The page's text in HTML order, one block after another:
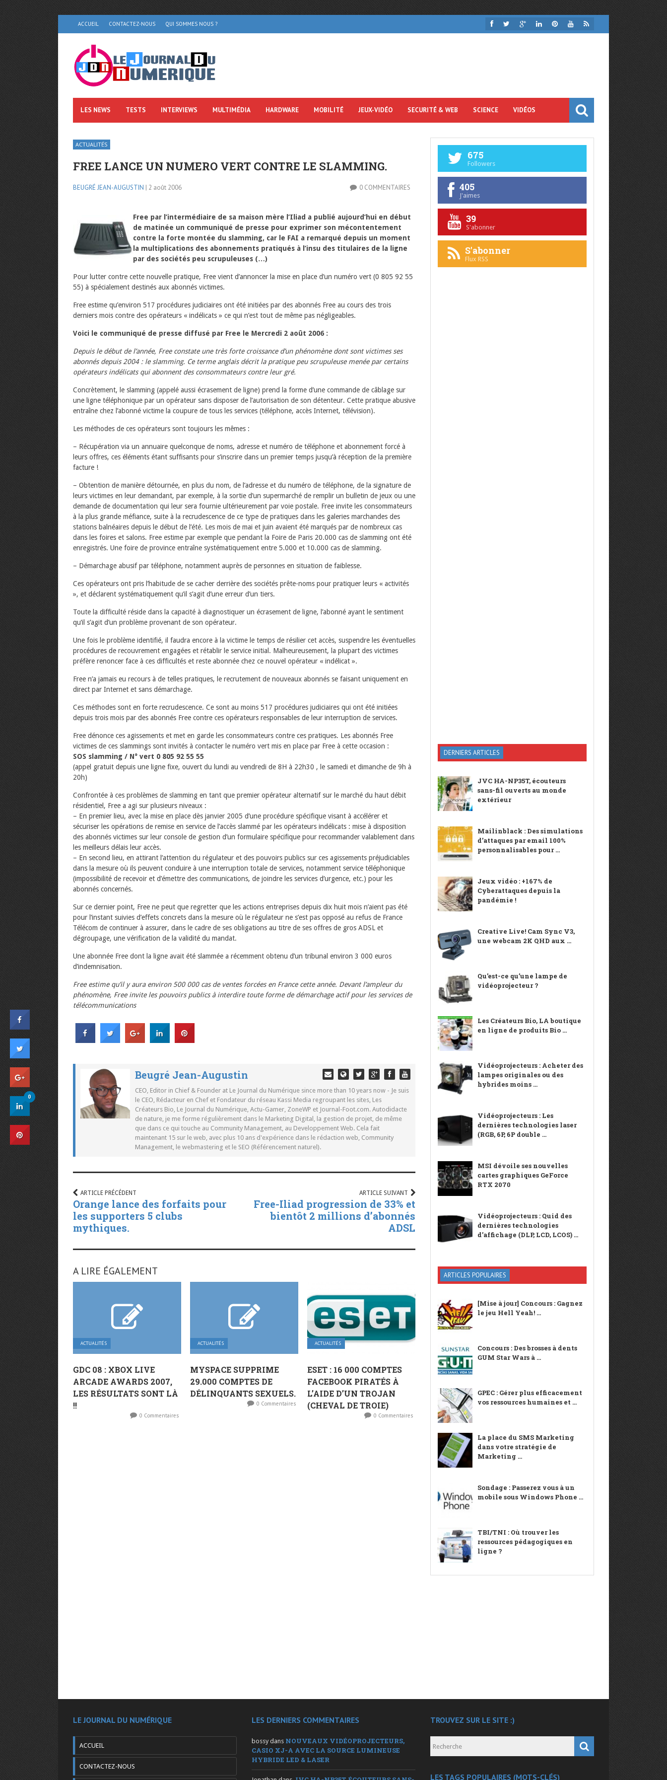
ACCUEIL CONTACTEZ-NOUS QUI SOMMES NOUS ?
LES NEWS TESTS INTERVIEWS MULTIMÉDIA HARDWARE MOBILITÉ JEUX-VIDÉO SECURITÉ & WEB SCIENCE VIDÉOS
ACTUALITÉS
FREE LANCE UN NUMERO VERT CONTRE LE SLAMMING.
BEUGRÉ JEAN-AUGUSTIN | 2 août 2006 0 COMMENTAIRES
Free par l’intermédiaire de sa maison mère l’Iliad a publié aujourd’hui en début
de matinée un communiqué de presse pour exprimer son mécontentement
contre la forte montée du slamming, car le FAI a remarqué depuis un moment
la multiplications des abonnements pratiqués à l’insu des titulaires de la ligne
par des sociétés peu scrupuleuses (…)
Pour lutter contre cette nouvelle pratique, Free vient d’annoncer la mise en place d’un numéro vert (0 805 92 55
55) à spécialement destinés aux abonnés victimes.
Free estime qu’environ 517 procédures judiciaires ont été initiées par des abonnés Free au cours des trois
derniers mois contre des opérateurs « indélicats » ce qui n’est tout de même pas négligeables.
Voici le communiqué de presse diffusé par Free le Mercredi 2 août 2006 :
Depuis le début de l’année, Free constate une très forte croissance d’un phénomène dont sont victimes ses
abonnés depuis 2004 : le slamming. Ce terme anglais décrit la pratique peu scrupuleuse menée par certains
opérateurs indélicats qui abonnent des consommateurs contre leur gré.
Concrètement, le slamming (appelé aussi écrasement de ligne) prend la forme d’une commande de câblage sur
une ligne téléphonique par un opérateur sans disposer de l’autorisation de son détenteur. Cette pratique abusive
entraîne chez l’abonné victime la coupure de tous les services (téléphone, accès Internet, télévision).
Les méthodes de ces opérateurs sont toujours les mêmes :
– Récupération via un annuaire quelconque de noms, adresse et numéro de téléphone et abonnement forcé à
leurs offres, ces éléments étant suffisants pour s’inscrire dans un premier temps jusqu’à réception de la première
facture !
– Obtention de manière détournée, en plus du nom, de l’adresse et du numéro de téléphone, de la signature de
leurs victimes en leur demandant, par exemple, à la sortie d’un supermarché de remplir un bulletin de jeux ou une
demande de documentation qui leur sera fournie ultérieurement par voie postale. Free invite les consommateurs
à la plus grande méfiance, suite à la recrudescence de ce type de pratiques dans les galeries marchandes des
stations balnéaires depuis le début de l’été. Les mois de mai et juin avaient été marqués par de nombreux cas
dans les foires et salons. Free estime par exemple que pendant la Foire de Paris 20.000 cas de slamming ont été
enregistrés. Une foire de province entraîne systématiquement entre 5.000 et 10.000 cas de slamming.
– Démarchage abusif par téléphone, notamment auprès de personnes en situation de faiblesse.
Ces opérateurs ont pris l’habitude de se cacher derrière des sociétés prête-noms pour pratiquer leurs « activités
», et déclarent systématiquement qu’il s’agit d’une erreur d’un tiers.
Toute la difficulté réside dans la capacité à diagnostiquer un écrasement de ligne, l’abonné ayant le sentiment
qu’il s’agit d’un problème provenant de son opérateur.
Une fois le problème identifié, il faudra encore à la victime le temps de résilier cet accès, suspendre les éventuelles
procédures de recouvrement engagées et rétablir le service initial. Malheureusement, la plupart des victimes
préfère renoncer face à ces difficultés et reste abonnée chez ce nouvel opérateur « indélicat ».
Free n’a jamais eu recours à de telles pratiques, le recrutement de nouveaux abonnés se faisant uniquement en
direct par Internet et sans démarchage.
Ces méthodes sont en forte recrudescence. Ce sont au moins 517 procédures judiciaires qui ont été initiées
depuis trois mois par des abonnés Free contre ces opérateurs responsables de leur interruption de services.
Free dénonce ces agissements et met en garde les consommateurs contre ces pratiques. Les abonnés Free
victimes de ces slammings sont invités à contacter le numéro vert mis en place par Free à cette occasion :
SOS slamming / N° vert 0 805 92 55 55
(appel gratuit depuis une ligne fixe, ouvert du lundi au vendredi de 8H à 22h30 , le samedi et dimanche de 9h à
20h)
Confrontée à ces problèmes de slamming en tant que premier opérateur alternatif sur le marché du haut débit
résidentiel, Free a agi sur plusieurs niveaux :
– En premier lieu, avec la mise en place dès janvier 2005 d’une procédure spécifique visant à accélérer et
sécuriser les opérations de remise en service de l’accès slammé par les opérateurs indélicats : mise à disposition
des abonnés victimes sur leur console de gestion d’un formulaire spécifique pour recommander valablement dans
les meilleurs délais leur accès.
– En second lieu, en attirant l’attention du régulateur et des pouvoirs publics sur ces agissements préjudiciables
dans la mesure où ils peuvent conduire à une interruption totale de services, notamment service téléphonique
(impossibilité de recevoir et d’émettre des communications, de joindre les services d’urgence, etc.) pour les
abonnés concernés.
Sur ce dernier point, Free ne peut que regretter que les actions entreprises depuis dix huit mois n’aient pas été
pour l’instant suivies d’effets concrets dans la mesure où le régulateur ne s’est pas opposé au refus de France
Télécom de continuer à assurer, dans le cadre de ses obligations au titre de ses offres de gros ADSL et
dégroupage, une vérification de la validité du mandat.
Une abonnée Free dont la ligne avait été slammée a récemment obtenu d’un tribunal environ 3 000 euros
d’indemnisation.
Free estime qu’il y aura environ 500 000 cas de ventes forcées en France cette année. Devant l’ampleur du
phénomène, Free invite les pouvoirs publics à interdire toute forme de démarchage actif pour les services de
télécommunications
Beugré Jean-Augustin
CEO, Editor in Chief & Founder at Le Journal du Numérique since more than 10 years now - Je suis
le CEO, Rédacteur en Chef et Fondateur du réseau Kassi Media regroupant les sites, Les
Créateurs Bio, Le Journal du Numérique, Actu-Gamer, ZoneWP et Journal-Foot.com. Autodidacte
de nature, je me forme régulièrement dans le Marketing Digital, la gestion de projet, de même
que dans ce qui touche au Community Management, au Developpement Web. Cela fait
maintenant 15 sur le web, avec plus 10 ans d'expérience dans le rédaction web, Community
Management, le webmastering et le SEO (Référencement naturel).
ARTICLE PRÉCÉDENT
Orange lance des forfaits pour
les supporters 5 clubs
mythiques.
ARTICLE SUIVANT
Free-Iliad progression de 33% et
bientôt 2 millions d’abonnés
ADSL
A LIRE ÉGALEMENT
ACTUALITÉS
GDC 08 : XBOX LIVE
ARCADE AWARDS 2007,
LES RÉSULTATS SONT LÀ
!!
0 Commentaires
ACTUALITÉS
MYSPACE SUPPRIME
29.000 COMPTES DE
DÉLINQUANTS SEXUELS.
0 Commentaires
ACTUALITÉS
ESET : 16 000 COMPTES
FACEBOOK PIRATÉS À
L’AIDE D’UN TROJAN
(CHEVAL DE TROIE)
0 Commentaires
675
Followers
405
J'aimes
39
S'abonner
S'abonner
Flux RSS
DERNIERS ARTICLES
JVC HA-NP35T, écouteurs
sans-fil ouverts au monde
extérieur
Mailinblack : Des simulations
d’attaques par email 100%
personnalisables pour ...
Jeux vidéo : +167% de
Cyberattaques depuis la
pandémie !
Creative Live! Cam Sync V3,
une webcam 2K QHD aux ...
Qu’est-ce qu’une lampe de
vidéoprojecteur ?
Les Créateurs Bio, LA boutique
en ligne de produits Bio ...
Vidéoprojecteurs : Acheter des
lampes originales ou des
hybrides moins ...
Vidéoprojecteurs : Les
dernières technologies laser
(RGB, 6P, 6P double ...
MSI dévoile ses nouvelles
cartes graphiques GeForce
RTX 2070
Vidéoprojecteurs : Quid des
dernières technologies
d’affichage (DLP, LCD, LCOS) ...
ARTICLES POPULAIRES
[Mise à jour] Concours : Gagnez
le jeu Hell Yeah! ...
Concours : Des brosses à dents
GUM Star Wars à ...
GPEC : Gérer plus efficacement
vos ressources humaines et ...
La place du SMS Marketing
dans votre stratégie de
Marketing ...
Sondage : Passerez vous à un
mobile sous Windows Phone ...
TBI/TNI : Où trouver les
ressources pédagogiques en
ligne ?
LE JOURNAL DU NUMÉRIQUE
ACCUEIL
CONTACTEZ-NOUS
LES DERNIERS COMMENTAIRES
bossy dans NOUVEAUX VIDÉOPROJECTEURS,
CASIO XJ-A AVEC LA SOURCE LUMINEUSE
HYBRIDE LED & LASER
TROUVEZ SUR LE SITE :)
LES TAGS POPULAIRES (MOTS-CLÉS)
0